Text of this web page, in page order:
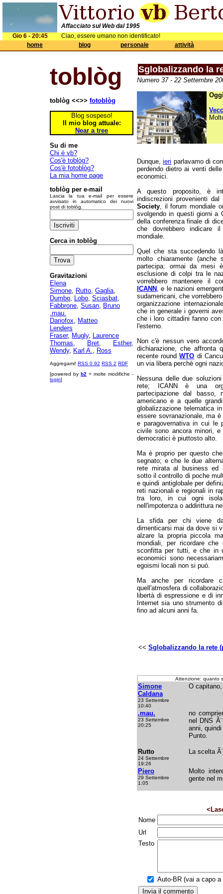
Affacciato sul Web dal 1995
Gio 6 - 20:45
Ciao, essere umano non identificato!
home
blog personale attività
toblòg
toblòg <<>> fotoblòg
Blog sospeso!
Il mio blog attuale:
Near a tree
Su di me
Chi è vb?
Cos'è toblòg?
Cos'è fotoblòg?
La mia home page
toblòg per e-mail
Lascia la tua e-mail per essere
avvisato in automatico dei nuovi
post di toblòg.
Cerca in toblòg
Gravitazioni
Elena
Simone, Rutto, Gaglia,
Dumbo, Lobo, Sciasbat,
Fabbrone, Susan, Bruno
.mau.
Dariofox, Matteo
Lenders
Fraser, Mugly, Laurence
Thomas, Bret, Esther,
Wendy, Karl A., Ross
Aggregami! RSS 0.92 RSS 2 RDF
[powered by b2 + molte modifiche -
login]
Sglobalizzando la
Numero 37 - 22 Settembre
Dunque,ieri parlavamo di
perdendo dietro ai venti
economici.
A questo proposito, è
indiscrezioni provenienti dal
Society, il forum mondiale
svolgendo in questi giorni a
della conferenza finale di
che dovrebbero indicare
mondiale.
Quel che sta succedendo
molto chiaramente
partecipa: ormai da mesi
esclusione di colpi tra le
vorrebbero mantenere il
ICANN , e le nazioni
sudamericani, che
organizzazione
che in generale i governi
che i loro cittadini fanno
l'esterno.
Non c'è nessun vero
dichiarazione, che affronta
recente roundWTO di
un via libera perchè ogni
Nessuna delle due
rete; ICANN è una
partecipazione dal basso,
americano e a quelle
globalizzazione telematica
essere sovranazionale, ma
e paragovernativa in cui le
civile sono ancora minori,
democratici è piuttosto alto.
Ma è proprio per questo
segnato; e che le due
rete mirata al business ed
sotto il controllo di poche
e quindi antiglobale per
reti nazionali e regionali in
tra loro, in cui ogni
nell'impotenza o addirittura
La sfida per chi viene
dimenticarsi mai da dove si
alzare la propria piccola
mondiali, per ricordare che
sconfitta per tutti, e che in
economici sono
egoismi locali non si può.
Ma anche per ricordare
quell'atmosfera di
libertà di espressione e di
Internet sia uno strumento
fino ad alcuni anni fa.
<< Sglobalizzando la rete
Attenzione: quanto
Simone
Caldana
23 Settembre
10:40
O
.mau.
23 Settembre
20:25
no
nel DNS
anni,
Punto.
Rutto
24 Settembre
19:26
La scelta
Piero
29 Settembre
1:05
Molto
gente nel
Nome
Url
Testo
Auto-BR (vai a capo a